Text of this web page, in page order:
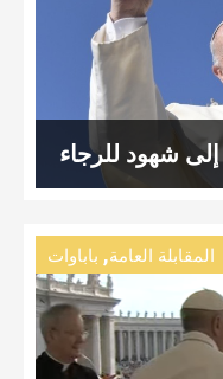
شهود للرجاء
المقابلة العامة, باباوات